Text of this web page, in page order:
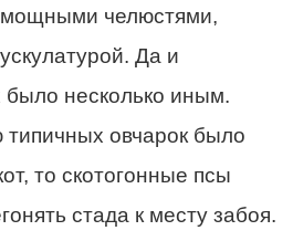
челюстями,
Да и
было несколько иным.
овчарок было
то скотогонные псы
стада к месту забоя.